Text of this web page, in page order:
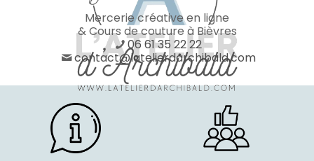
Mercerie créative en ligne
& Cours de couture à Bièvres
06 61 35 22 22
contact@latelierdarchibald.com